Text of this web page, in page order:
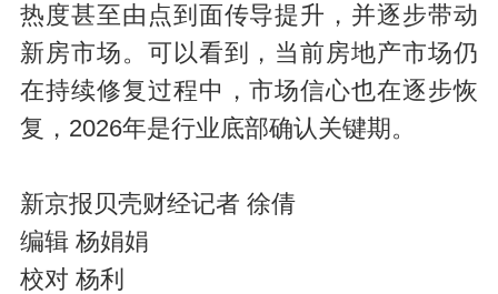
热度甚至由点到面传导提升，并逐步带动
新房市场。可以看到，当前房地产市场仍
在持续修复过程中，市场信心也在逐步恢
复，2026年是行业底部确认关键期。
新京报贝壳财经记者 徐倩
编辑 杨娟娟
校对 杨利